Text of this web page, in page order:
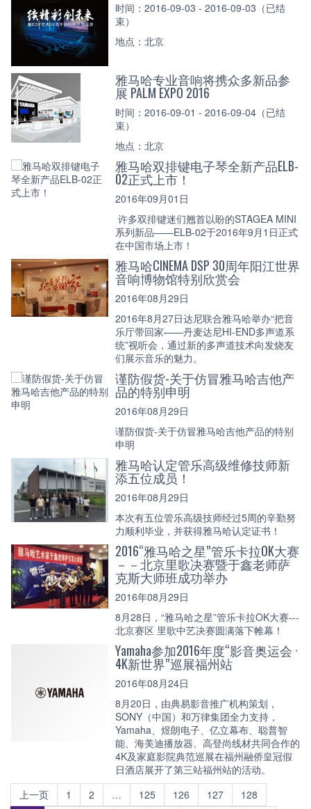
时间：2016-09-03 - 2016-09-03（已结
束）
地点：北京
雅马哈专业音响将携众多新品参
展 PALM EXPO 2016
时间：2016-09-01 - 2016-09-04（已结
束）
地点：北京
雅马哈双排键电子琴全新产品ELB-
02正式上市！
2016年09月01日
许多双排键迷们翘首以盼的STAGEA MINI
系列新品——ELB-02于2016年9月1日正式
在中国市场上市！
雅马哈CINEMA DSP 30周年阳江世界
音响博物馆特别欣赏会
2016年08月29日
2016年8月27日达尼联合雅马哈举办“把音
乐厅带回家——丹麦达尼HI-END多声道系
统”视听会，通过新的多声道技术向发烧友
们展示音乐的魅力。
谨防假货-关于仿冒雅马哈吉他产
品的特别申明
2016年08月29日
谨防假货-关于仿冒雅马哈吉他产品的特别
申明
雅马哈认定管乐高级维修技师新
添五位成员！
2016年08月29日
本次有五位管乐高级技师经过5周的辛勤努
力顺利毕业，并获得雅马哈认定证书！
2016“雅马哈之星”管乐卡拉OK大赛
－－北京里歌决赛暨于鑫老师萨
克斯大师班成功举办
2016年08月29日
8月28日，“雅马哈之星”管乐卡拉OK大赛---
北京赛区 里歌中艺决赛圆满落下帷幕！
Yamaha参加2016年度“影音奥运会 ·
4K新世界”巡展福州站
2016年08月24日
8月20日，由典易影音推广机构策划，
SONY（中国）和万律集团全力支持，
Yamaha、煜朗电子、亿立幕布、聪普智
能、海美迪播放器、高登尚线材共同合作的
4K及家庭影院典范巡展在福州融侨皇冠假
日酒店展开了第三站福州站的活动。
上一页
1 2 … 125 126 127
128